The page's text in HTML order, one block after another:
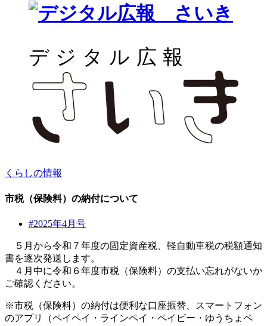
くらしの情報
市税（保険料）の納付について
#2025年4月号
５月から令和７年度の固定資産税、軽自動車税の税額通知
書を逐次発送します。
４月中に令和６年度市税（保険料）の支払い忘れがないか
ご確認ください。
※市税（保険料）の納付は便利な口座振替、スマートフォン
のアプリ（ペイペイ・ラインペイ・ペイビー・ゆうちょペ